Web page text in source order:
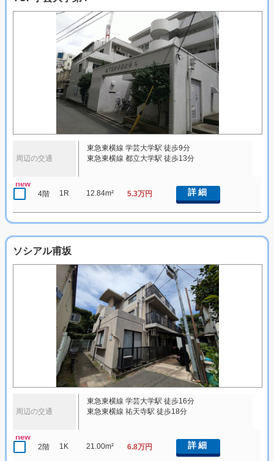
周辺の交通
東急東横線 学芸大学駅 徒歩9分
東急東横線 都立大学駅 徒歩13分
new
4階 1R 12.84m² 5.3万円 詳細
ソシアル甫坂
周辺の交通
東急東横線 学芸大学駅 徒歩16分
東急東横線 祐天寺駅 徒歩18分
new
2階 1K 21.00m² 6.8万円 詳細